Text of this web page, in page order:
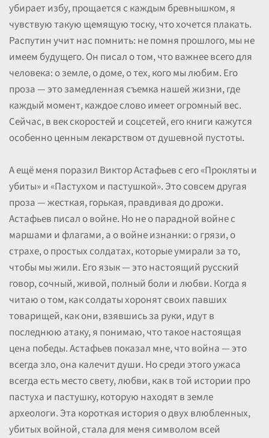
убирает избу, прощается с каждым бревнышком, я
чувствую такую щемящую тоску, что хочется плакать.
Распутин учит нас помнить: не помня прошлого, мы не
имеем будущего. Он писал о том, что важнее всего для
человека: о земле, о доме, о тех, кого мы любим. Его
проза — это замедленная съемка нашей жизни, где
каждый момент, каждое слово имеет огромный вес.
Сейчас, в век скоростей и соцсетей, его книги кажутся
особенно ценным лекарством от душевной пустоты.
А ещё меня поразил Виктор Астафьев с его «Прокляты и
убиты» и «Пастухом и пастушкой». Это совсем другая
проза — жесткая, горькая, правдивая до дрожи.
Астафьев писал о войне. Но не о парадной войне с
маршами и флагами, а о войне изнанки: о грязи, о
страхе, о простых солдатах, которые умирали за то,
чтобы мы жили. Его язык — это настоящий русский
говор, сочный, живой, полный боли и любви. Когда я
читаю о том, как солдаты хоронят своих павших
товарищей, как они, взявшись за руки, идут в
последнюю атаку, я понимаю, что такое настоящая
цена победы. Астафьев показал мне, что война — это
всегда зло, она калечит души. Но среди этого ужаса
всегда есть место свету, любви, как в той истории про
пастуха и пастушку, которую находят в земле
археологи. Эта короткая история о двух влюбленных,
убитых войной, стала для меня символом всей